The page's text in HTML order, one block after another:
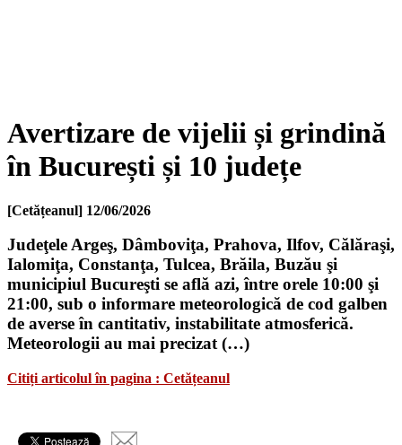
Avertizare de vijelii și grindină
în București și 10 județe
[Cetățeanul] 12/06/2026
Judeţele Argeş, Dâmboviţa, Prahova, Ilfov, Călăraşi,
Ialomiţa, Constanţa, Tulcea, Brăila, Buzău şi
municipiul Bucureşti se află azi, între orele 10:00 şi
21:00, sub o informare meteorologică de cod galben
de averse în cantitativ, instabilitate atmosferică.
Meteorologii au mai precizat (…)
Citiți articolul în pagina : Cetățeanul